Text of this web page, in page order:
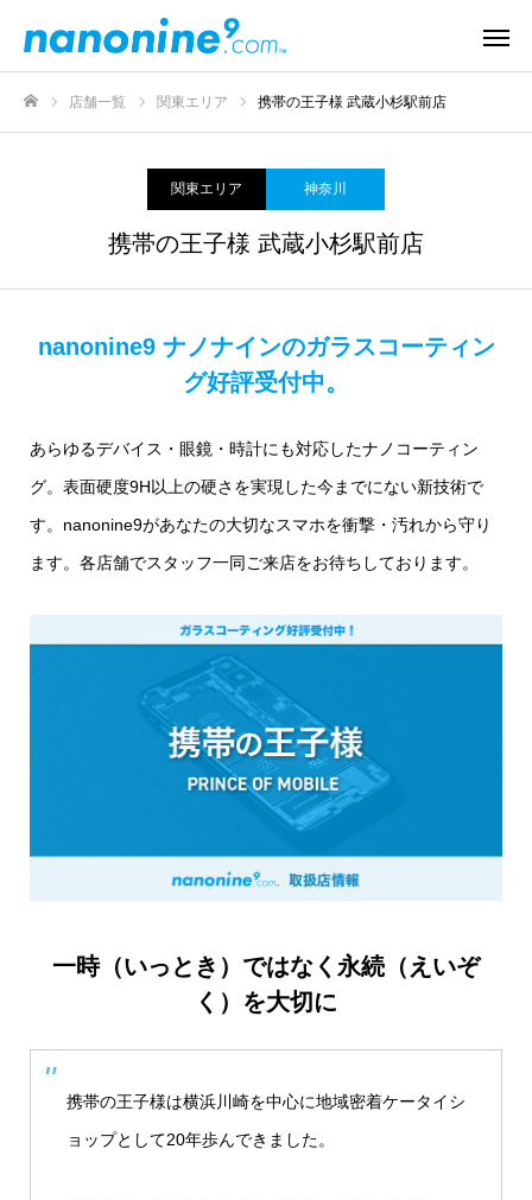
店舗一覧 関東エリア 携帯の王子様 武蔵小杉駅前店
関東エリア 神奈川
携帯の王子様 武蔵小杉駅前店
nanonine9 ナノナインのガラスコーティン
グ好評受付中。
あらゆるデバイス・眼鏡・時計にも対応したナノコーティン
グ。表面硬度9H以上の硬さを実現した今までにない新技術で
す。nanonine9があなたの大切なスマホを衝撃・汚れから守り
ます。各店舗でスタッフ一同ご来店をお待ちしております。
一時（いっとき）ではなく永続（えいぞ
く）を大切に
携帯の王子様は横浜川崎を中心に地域密着ケータイシ
ョップとして20年歩んできました。